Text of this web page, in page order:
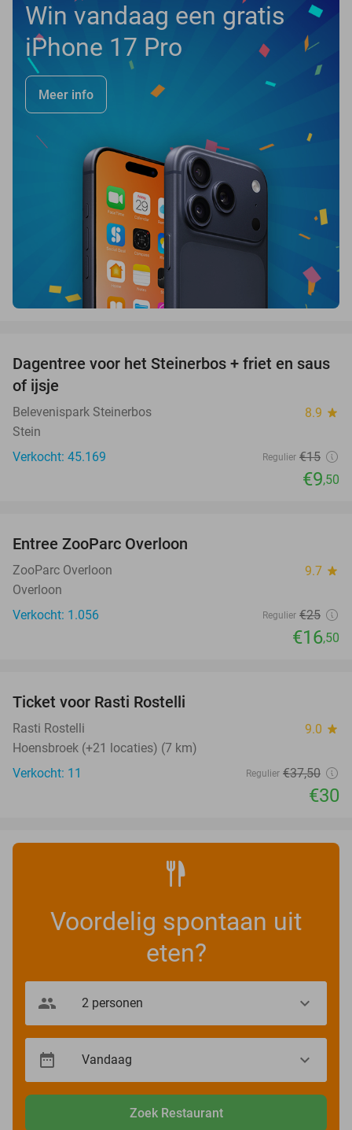
Win vandaag een gratis
iPhone 17 Pro
Meer info
37%
Dagentree voor het Steinerbos + friet en saus
of ijsje
Belevenispark Steinerbos 8.9 star
Stein
Verkocht: 45.169
Regulier €15
€9,50
Entree ZooParc Overloon
ZooParc Overloon 9.7 star
Overloon
Verkocht: 1.056
Regulier €25
€16,50
TODAY
Ticket voor Rasti Rostelli
Rasti Rostelli 9.0 star
Hoensbroek (+21 locaties) (7 km)
Verkocht: 11
Regulier €37,50
€30
Voordelig spontaan uit
eten?
Zoek Restaurant